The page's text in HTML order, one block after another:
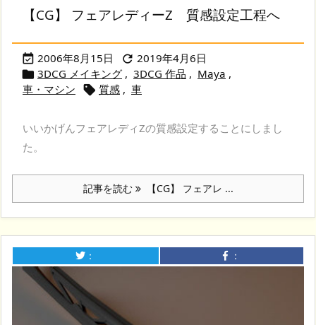
【CG】 フェアレディーZ 質感設定工程へ
 2006年8月15日  2019年4月6日
 3DCG メイキング , 3DCG 作品 , Maya ,
車・マシン
 質感 , 車
いいかげんフェアレディZの質感設定することにしまし
た。
記事を読む 【CG】 フェアレ ...
： ：